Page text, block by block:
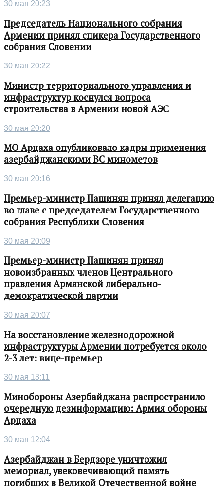
30 мая 20:23
Председатель Национального собрания
Армении принял спикера Государственного
собрания Словении
30 мая 20:22
Министр территориального управления и
инфраструктур коснулся вопроса
строительства в Армении новой АЭС
30 мая 20:20
МО Арцаха опубликовало кадры применения
азербайджанскими ВС минометов
30 мая 20:16
Премьер-министр Пашинян принял делегацию
во главе с председателем Государственного
собрания Республики Словения
30 мая 20:09
Премьер-министр Пашинян принял
новоизбранных членов Центрального
правления Армянской либерально-
демократической партии
30 мая 20:07
На восстановление железнодорожной
инфраструктуры Армении потребуется около
2-3 лет: вице-премьер
30 мая 13:11
Минобороны Азербайджана распространило
очередную дезинформацию: Армия обороны
Арцаха
30 мая 12:04
Азербайджан в Бердзоре уничтожил
мемориал, увековечивающий память
погибших в Великой Отечественной войне